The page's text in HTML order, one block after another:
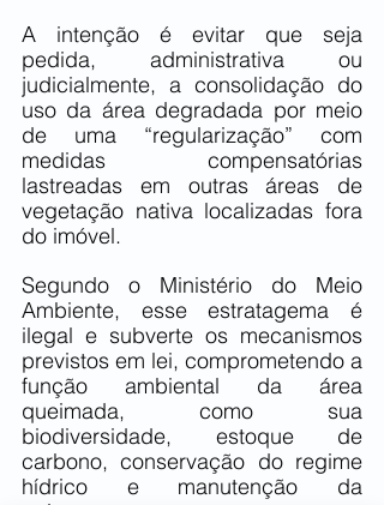
A intenção é evitar que seja
pedida, administrativa ou
judicialmente, a consolidação do
uso da área degradada por meio
de uma “regularização” com
medidas compensatórias
lastreadas em outras áreas de
vegetação nativa localizadas fora
do imóvel.
Segundo o Ministério do Meio
Ambiente, esse estratagema é
ilegal e subverte os mecanismos
previstos em lei, comprometendo a
função ambiental da área
queimada, como sua
biodiversidade, estoque de
carbono, conservação do regime
hídrico e manutenção da